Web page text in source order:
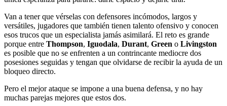
Van a tener que vérselas con defensores incómodos, largos y
versátiles, jugadores que también tienen talento ofensivo y conocen
esos trucos que un especialista jamás asimilará. El reto es grande
porque entre Thompson, Iguodala, Durant, Green o Livingston
es posible que no se enfrenten a un contrincante mediocre dos
posesiones seguidas y tengan que olvidarse de recibir la ayuda de un
bloqueo directo.
Pero el mejor ataque se impone a una buena defensa, y no hay
muchas parejas mejores que estos dos.